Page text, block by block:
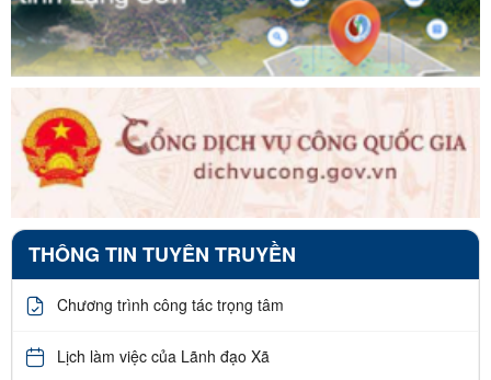
THÔNG TIN TUYÊN TRUYỀN
Chương trình công tác trọng tâm
Lịch làm việc của Lãnh đạo Xã